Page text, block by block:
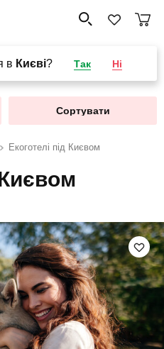
в Києві? Так Ні
Сортувати
Екоготелі під Києвом